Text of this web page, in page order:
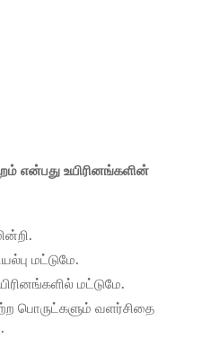
என்பது உயிரினங்களின்
மட்டுமே.
மட்டுமே.
பொருட்களும் வளர்சிதை